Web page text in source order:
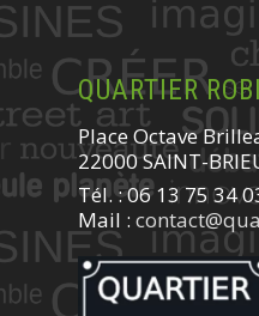
QUARTIER
Place Octave
22000 SAINT-
Tél. : 06 13 75 34
Mail :